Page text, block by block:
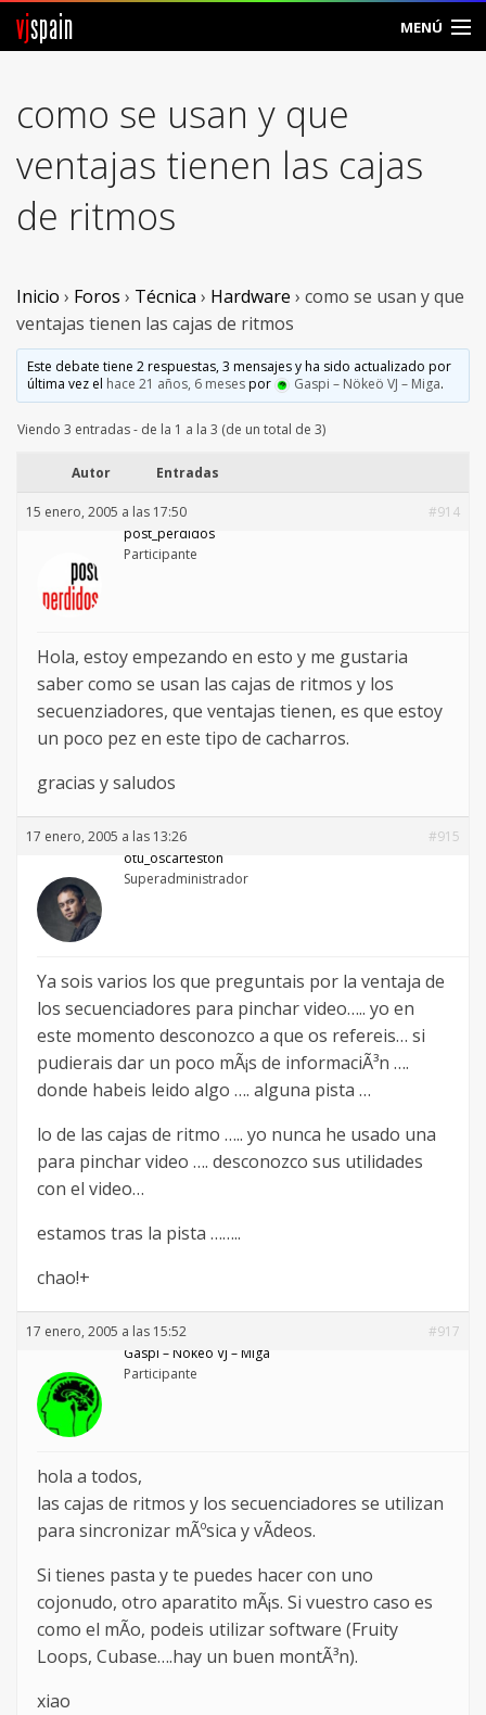
vjspain MENÚ
Foros
Noticias
Vjspain
Ayuda
Contacto
Entrar
como se usan y que
ventajas tienen las cajas
de ritmos
Inicio › Foros › Técnica › Hardware › como se usan y que
ventajas tienen las cajas de ritmos
Este debate tiene 2 respuestas, 3 mensajes y ha sido actualizado por
última vez el hace 21 años, 6 mesespor Gaspi – Nökeö VJ – Miga.
Viendo 3 entradas - de la 1 a la 3 (de un total de 3)
Autor Entradas
15 enero, 2005 a las 17:50
#914
post_perdidos
Participante
Hola, estoy empezando en esto y me gustaria
saber como se usan las cajas de ritmos y los
secuenziadores, que ventajas tienen, es que estoy
un poco pez en este tipo de cacharros.
gracias y saludos
17 enero, 2005 a las 13:26
#915
otu_oscarteston
Superadministrador
Ya sois varios los que preguntais por la ventaja de
los secuenciadores para pinchar video….. yo en
este momento desconozco a que os refereis… si
pudierais dar un poco mÃ¡s de informaciÃ³n ….
donde habeis leido algo …. alguna pista …
lo de las cajas de ritmo ….. yo nunca he usado una
para pinchar video …. desconozco sus utilidades
con el video…
estamos tras la pista ……..
chao!+
17 enero, 2005 a las 15:52
#917
Gaspi – Nökeö VJ – Miga
Participante
hola a todos,
las cajas de ritmos y los secuenciadores se utilizan
para sincronizar mÃºsica y vÃ­deos.
Si tienes pasta y te puedes hacer con uno
cojonudo, otro aparatito mÃ¡s. Si vuestro caso es
como el mÃ­o, podeis utilizar software (Fruity
Loops, Cubase….hay un buen montÃ³n).
xiao